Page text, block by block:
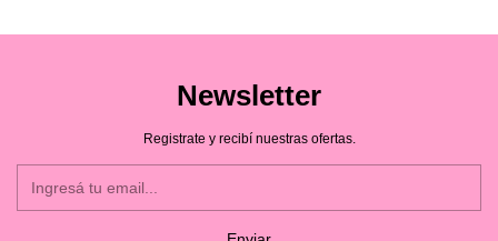
Newsletter
Registrate y recibí nuestras ofertas.